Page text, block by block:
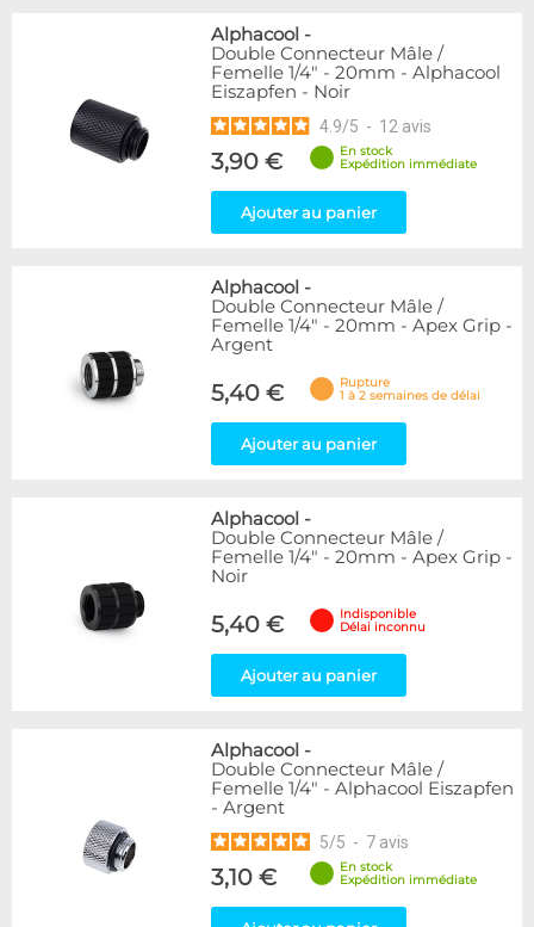
Alphacool -
Double Connecteur Mâle /
Femelle 1/4" - 20mm - Alphacool
Eiszapfen - Noir
4.9/5 - 12 avis
3,90 €
En stock
Expédition immédiate
Ajouter au panier
Alphacool -
Double Connecteur Mâle /
Femelle 1/4" - 20mm - Apex Grip -
Argent
5,40 €
Rupture
1 à 2 semaines de délai
Ajouter au panier
Alphacool -
Double Connecteur Mâle /
Femelle 1/4" - 20mm - Apex Grip -
Noir
5,40 €
Indisponible
Délai inconnu
Ajouter au panier
Alphacool -
Double Connecteur Mâle /
Femelle 1/4" - Alphacool Eiszapfen
- Argent
5/5 - 7 avis
3,10 €
En stock
Expédition immédiate